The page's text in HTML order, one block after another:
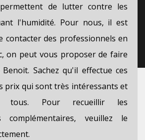
de lutter contre les
l'humidité. Pour nous, il est
contacter des professionnels en
on peut vous proposer de faire
Sachez qu'il effectue ces
prix qui sont très intéressants et
tous. Pour recueillir les
complémentaires, veuillez le